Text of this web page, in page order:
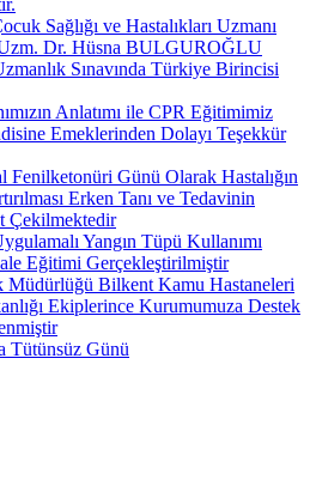
Sağlığı ve Hastalıkları Uzmanı
Uzm. Dr. Hüsna BULGUROĞLU
Sınavında Türkiye Birincisi
Anlatımı ile CPR Eğitimimiz
Emeklerinden Dolayı Teşekkür
Fenilketonüri Günü Olarak Hastalığın
Erken Tanı ve Tedavinin
Çekilmektedir
Yangın Tüpü Kullanımı
Eğitimi Gerçekleştirilmiştir
Müdürlüğü Bilkent Kamu Hastaneleri
Ekiplerince Kurumumuza Destek
Tütünsüz Günü